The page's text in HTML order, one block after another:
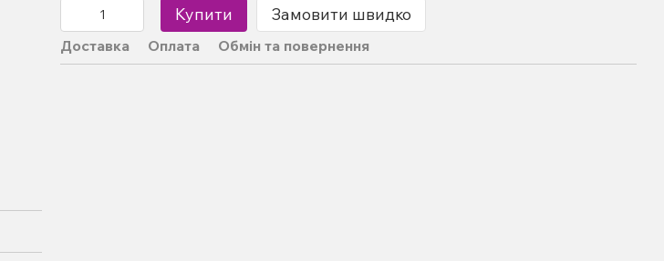
Купити Замовити швидко
Доставка Оплата Обмін та повернення